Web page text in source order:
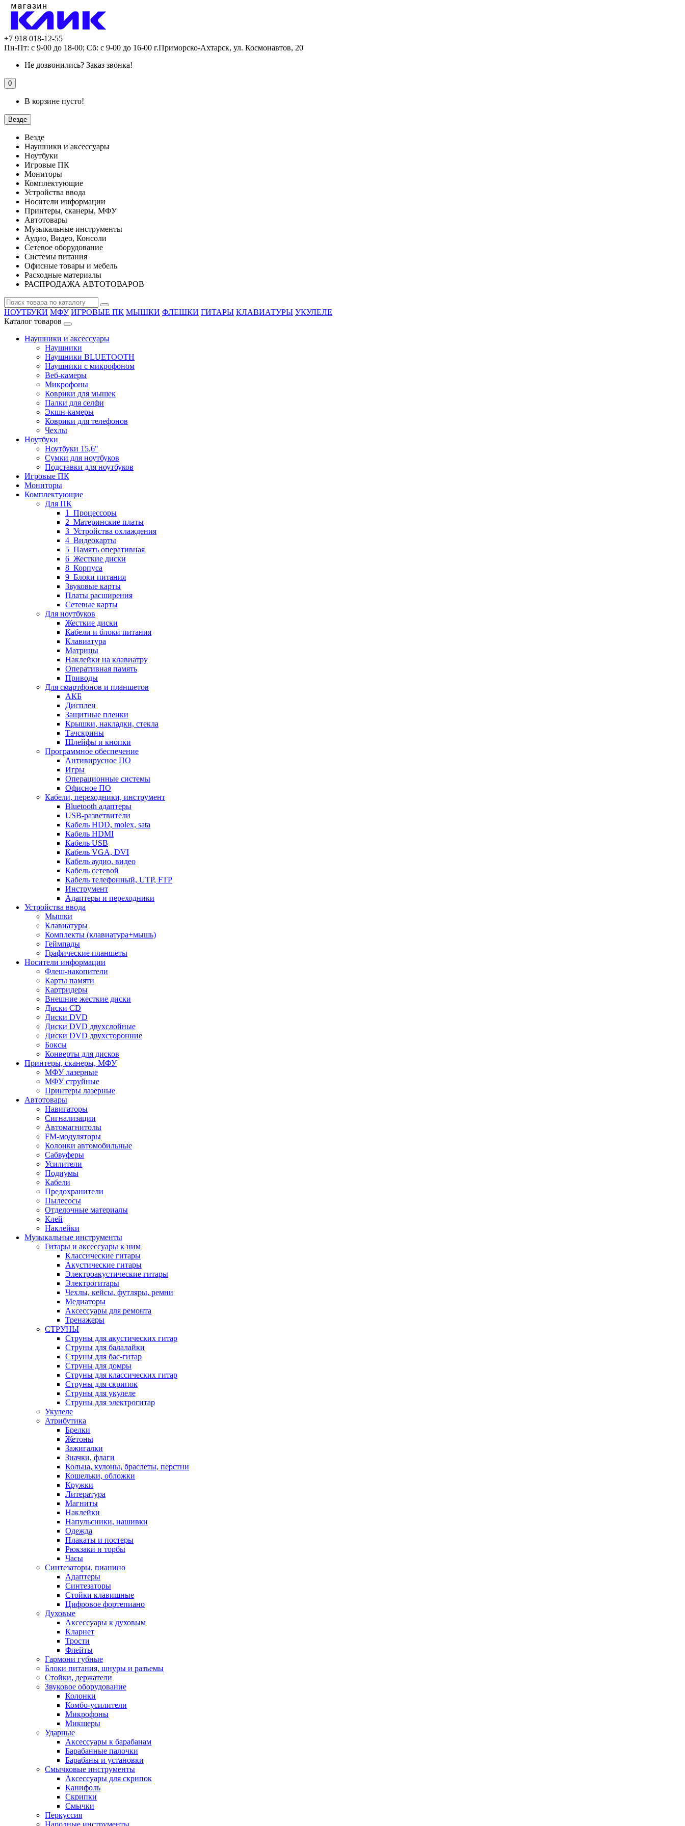
+7 918 018-12-55
Пн-Пт: с 9-00 до 18-00; Сб: с 9-00 до 16-00 г.Приморско-Ахтарск, ул. Космонавтов, 20
Не дозвонились? Заказ звонка!
0
В корзине пусто!
Везде
Везде
Наушники и аксессуары
Ноутбуки
Игровые ПК
Мониторы
Комплектующие
Устройства ввода
Носители информации
Принтеры, сканеры, МФУ
Автотовары
Музыкальные инструменты
Аудио, Видео, Консоли
Сетевое оборудование
Системы питания
Офисные товары и мебель
Расходные материалы
РАСПРОДАЖА АВТОТОВАРОВ
НОУТБУКИ МФУ ИГРОВЫЕ ПК МЫШКИ ФЛЕШКИ ГИТАРЫ КЛАВИАТУРЫ УКУЛЕЛЕ
Каталог товаров
Наушники и аксессуары
Наушники
Наушники BLUETOOTH
Наушники с микрофоном
Веб-камеры
Микрофоны
Коврики для мышек
Палки для селфи
Экшн-камеры
Коврики для телефонов
Чехлы
Ноутбуки
Ноутбуки 15,6"
Сумки для ноутбуков
Подставки для ноутбуков
Игровые ПК
Мониторы
Комплектующие
Для ПК
1_Процессоры
2_Материнские платы
3_Устройства охлаждения
4_Видеокарты
5_Память оперативная
6_Жесткие диски
8_Корпуса
9_Блоки питания
Звуковые карты
Платы расширения
Сетевые карты
Для ноутбуков
Жесткие диски
Кабели и блоки питания
Клавиатура
Матрицы
Наклейки на клавиатру
Оперативная память
Приводы
Для смартфонов и планшетов
АКБ
Дисплеи
Защитные пленки
Крышки, накладки, стекла
Тачскрины
Шлейфы и кнопки
Программное обеспечение
Антивирусное ПО
Игры
Операционные системы
Офисное ПО
Кабели, переходники, инструмент
Bluetooth адаптеры
USB-разветвители
Кабель HDD, molex, sata
Кабель HDMI
Кабель USB
Кабель VGA, DVI
Кабель аудио, видео
Кабель сетевой
Кабель телефонный, UTP, FTP
Инструмент
Адаптеры и переходники
Устройства ввода
Мышки
Клавиатуры
Комплекты (клавиатура+мышь)
Геймпады
Графические планшеты
Носители информации
Флеш-накопители
Карты памяти
Картридеры
Внешние жесткие диски
Диски CD
Диски DVD
Диски DVD двухслойные
Диски DVD двухсторонние
Боксы
Конверты для дисков
Принтеры, сканеры, МФУ
МФУ лазерные
МФУ струйные
Принтеры лазерные
Автотовары
Навигаторы
Сигнализации
Автомагнитолы
FM-модуляторы
Колонки автомобильные
Сабвуферы
Усилители
Подиумы
Кабели
Предохранители
Пылесосы
Отделочные материалы
Клей
Наклейки
Музыкальные инструменты
Гитары и аксессуары к ним
Классические гитары
Акустические гитары
Электроакустические гитары
Электрогитары
Чехлы, кейсы, футляры, ремни
Медиаторы
Аксессуары для ремонта
Тренажеры
СТРУНЫ
Струны для акустических гитар
Струны для балалайки
Струны для бас-гитар
Струны для домры
Струны для классических гитар
Струны для скрипок
Струны для укулеле
Струны для электрогитар
Укулеле
Атрибутика
Брелки
Жетоны
Зажигалки
Значки, флаги
Кольца, кулоны, браслеты, перстни
Кошельки, обложки
Кружки
Литература
Магниты
Наклейки
Напульсники, нашивки
Одежда
Плакаты и постеры
Рюкзаки и торбы
Часы
Синтезаторы, пианино
Адаптеры
Синтезаторы
Стойки клавишные
Цифровое фортепиано
Духовые
Аксессуары к духовым
Кларнет
Трости
Флейты
Гармони губные
Блоки питания, шнуры и разъемы
Стойки, держатели
Звуковое оборудование
Колонки
Комбо-усилители
Микрофоны
Микшеры
Ударные
Аксессуары к барабанам
Барабанные палочки
Барабаны и установки
Смычковые инструменты
Аксессуары для скрипок
Канифоль
Скрипки
Смычки
Перкуссия
Народные инструменты